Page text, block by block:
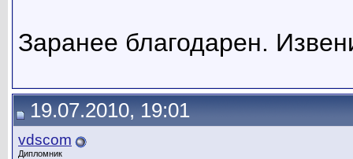
Заранее благодарен.
19.07.2010, 19:01
vdscom
Дипломник